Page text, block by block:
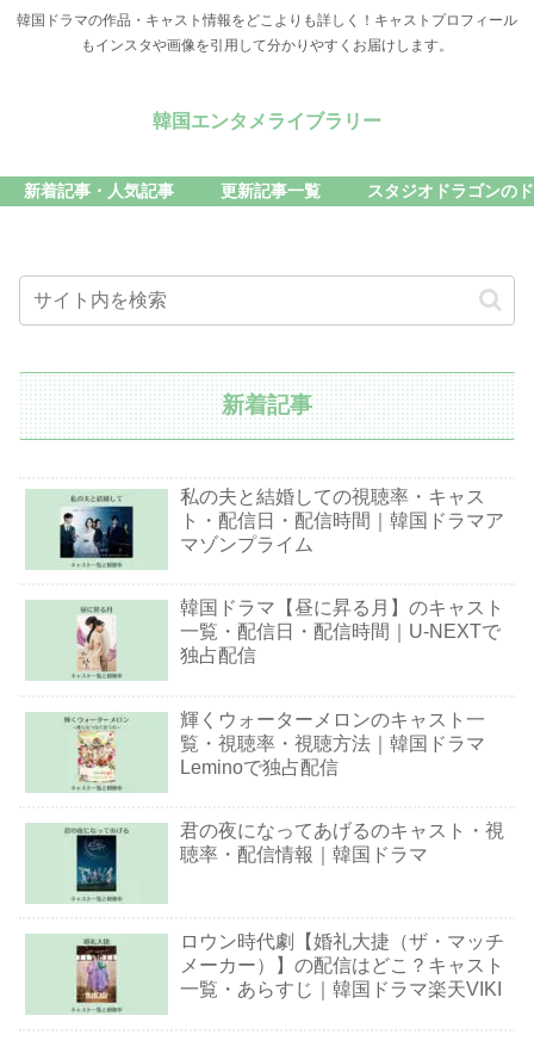
韓国ドラマの作品・キャスト情報をどこよりも詳しく！キャストプロフィール
もインスタや画像を引用して分かりやすくお届けします。
韓国エンタメライブラリー
新着記事・人気記事 更新記事一覧 スタジオドラゴンの
新着記事
私の夫と結婚しての視聴率・キャス
ト・配信日・配信時間｜韓国ドラマア
マゾンプライム
韓国ドラマ【昼に昇る月】のキャスト
一覧・配信日・配信時間｜U-NEXTで
独占配信
輝くウォーターメロンのキャスト一
覧・視聴率・視聴方法｜韓国ドラマ
Leminoで独占配信
君の夜になってあげるのキャスト・視
聴率・配信情報｜韓国ドラマ
ロウン時代劇【婚礼大捷（ザ・マッチ
メーカー）】の配信はどこ？キャスト
一覧・あらすじ｜韓国ドラマ楽天VIKI